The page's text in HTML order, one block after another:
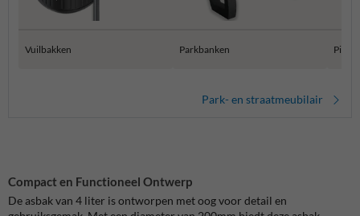
Vuilbakken Parkbanken
Park- en straatmeubilair
Compact en Functioneel Ontwerp
De asbak van 4 liter is ontworpen met oog voor detail en